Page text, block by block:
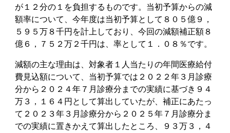
が１２分の１を負担するものです。当初予算からの減
額率について、今年度は当初予算として８０５億９，
５９５万８千円を計上しており、今回の減額補正額８
億６，７５２万２千円は、率として１．０８％です。
減額の主な理由は、対象者１人当たりの年間医療給付
費見込額について、当初予算では２０２２年３月診療
分から２０２４年７月診療分までの実績に基づき９４
万３，１６４円として算出していたが、補正にあたっ
て２０２３年３月診療分から２０２５年７月診療分ま
での実績に置きかえて算出したところ、９３万３，４